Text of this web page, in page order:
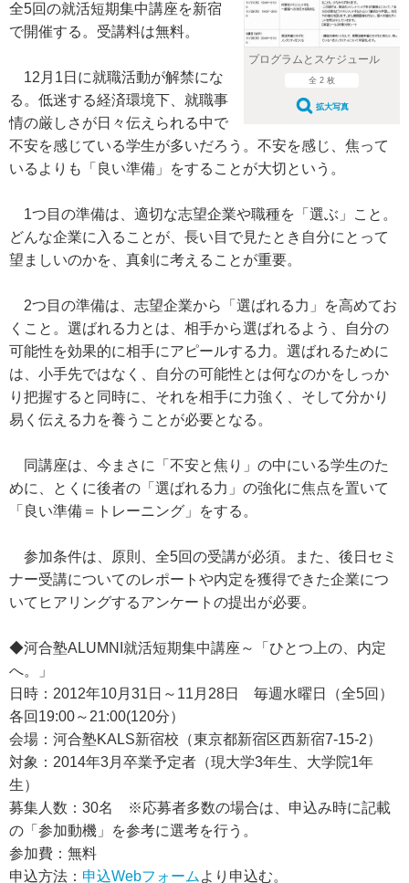
プログラムとスケジュール
全 2 枚
拡大写真
全5回の就活短期集中講座を新宿
で開催する。受講料は無料。
12月1日に就職活動が解禁にな
る。低迷する経済環境下、就職事
情の厳しさが日々伝えられる中で
不安を感じている学生が多いだろう。不安を感じ、焦って
いるよりも「良い準備」をすることが大切という。
1つ目の準備は、適切な志望企業や職種を「選ぶ」こと。
どんな企業に入ることが、長い目で見たとき自分にとって
望ましいのかを、真剣に考えることが重要。
2つ目の準備は、志望企業から「選ばれる力」を高めてお
くこと。選ばれる力とは、相手から選ばれるよう、自分の
可能性を効果的に相手にアピールする力。選ばれるために
は、小手先ではなく、自分の可能性とは何なのかをしっか
り把握すると同時に、それを相手に力強く、そして分かり
易く伝える力を養うことが必要となる。
同講座は、今まさに「不安と焦り」の中にいる学生のた
めに、とくに後者の「選ばれる力」の強化に焦点を置いて
「良い準備＝トレーニング」をする。
参加条件は、原則、全5回の受講が必須。また、後日セミ
ナー受講についてのレポートや内定を獲得できた企業につ
いてヒアリングするアンケートの提出が必要。
◆河合塾ALUMNI就活短期集中講座～「ひとつ上の、内定
へ。」
日時：2012年10月31日～11月28日 毎週水曜日（全5回）
各回19:00～21:00(120分）
会場：河合塾KALS新宿校（東京都新宿区西新宿7-15-2）
対象：2014年3月卒業予定者（現大学3年生、大学院1年
生）
募集人数：30名 ※応募者多数の場合は、申込み時に記載
の「参加動機」を参考に選考を行う。
参加費：無料
申込方法： 申込Webフォーム より申込む。